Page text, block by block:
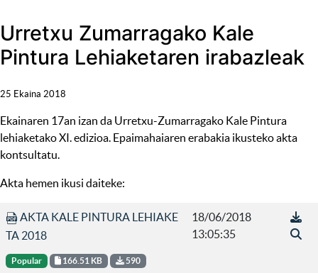
Urretxu Zumarragako Kale
Pintura Lehiaketaren irabazleak
25 Ekaina 2018
Ekainaren 17an izan da Urretxu-Zumarragako Kale Pintura
lehiaketako XI. edizioa. Epaimahaiaren erabakia ikusteko akta
kontsultatu.
Akta hemen ikusi daiteke:
AKTA KALE PINTURA LEHIAKE
TA 2018
Popular 166.51 KB 590
18/06/2018
13:05:35